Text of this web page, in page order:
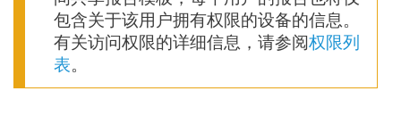
包含关于该用户拥有权限的设备的信息。
有关访问权限的详细信息，请参阅权限列
表。